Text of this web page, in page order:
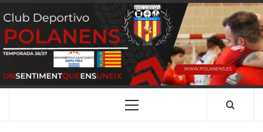
Saltar
al
contenido
CLUB
DEPORTIVO
POLANENS
SANTA POLA
Menú